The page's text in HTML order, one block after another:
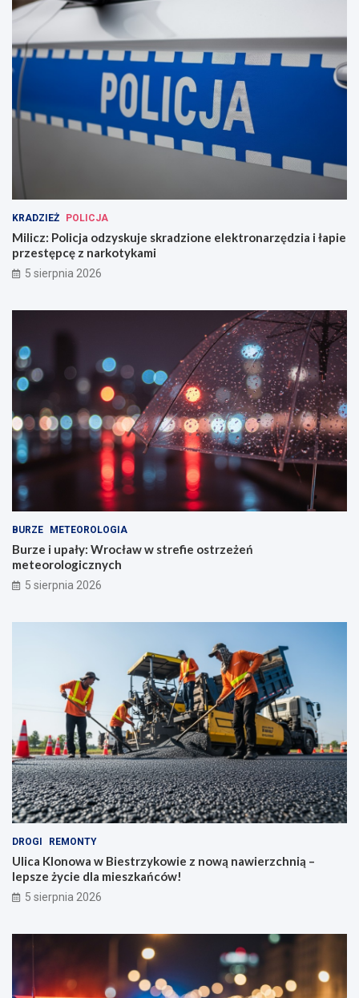
KRADZIEŻ POLICJA
Milicz: Policja odzyskuje skradzione elektronarzędzia i łapie
przestępcę z narkotykami
5 sierpnia 2026
BURZE METEOROLOGIA
Burze i upały: Wrocław w strefie ostrzeżeń
meteorologicznych
5 sierpnia 2026
DROGI REMONTY
Ulica Klonowa w Biestrzykowie z nową nawierzchnią –
lepsze życie dla mieszkańców!
5 sierpnia 2026